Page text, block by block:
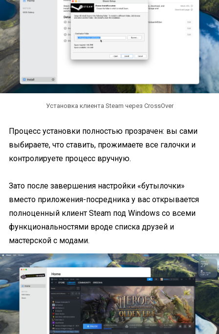
Установка клиента Steam через CrossOver
Процесс установки полностью прозрачен: вы сами
выбираете, что ставить, прожимаете все галочки и
контролируете процесс вручную.
Зато после завершения настройки «бутылочки»
вместо приложения-посредника у вас открывается
полноценный клиент Steam под Windows со всеми
функциональностями вроде списка друзей и
мастерской с модами.